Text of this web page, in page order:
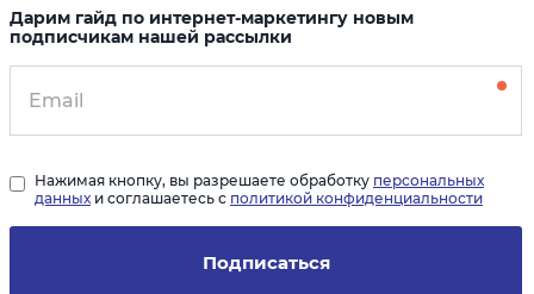
Дарим гайд по интернет-маркетингу новым
подписчикам нашей рассылки
Подписаться
Нажимая кнопку, вы разрешаете обработку персональных
данных и соглашаетесь с политикой конфиденциальности